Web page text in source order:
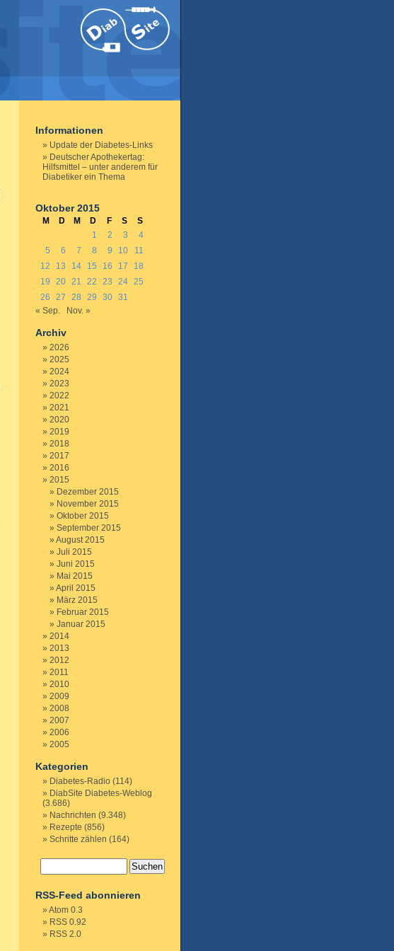
Informationen
Update der Diabetes-Links
Deutscher Apothekertag:
Hilfsmittel – unter anderem für
Diabetiker ein Thema
Oktober 2015
M D M D F S
S
1
2 3
4
5
6 7 8 9 10
11
12
13 14 15 16 17
18
19
20 21 22 23 24 25
26
27 28 29 30 31
« Sep.
Nov. »
Archiv
2026
2025
2024
2023
2022
2021
2020
2019
2018
2017
2016
2015
Dezember 2015
November 2015
Oktober 2015
September 2015
August 2015
Juli 2015
Juni 2015
Mai 2015
April 2015
März 2015
Februar 2015
Januar 2015
2014
2013
2012
2011
2010
2009
2008
2007
2006
2005
Kategorien
Diabetes-Radio (114)
DiabSite Diabetes-Weblog
(3.686)
Nachrichten (9.348)
Rezepte (856)
Schritte zählen (164)
RSS-Feed abonnieren
Atom 0.3
RSS 0.92
RSS 2.0